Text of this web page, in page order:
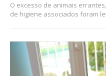
O excesso de animais
de higiene associados foram